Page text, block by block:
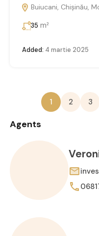
Buiucani, Chișinău,
35 m²
Added: 4 martie 2025
1 2 3
Agents